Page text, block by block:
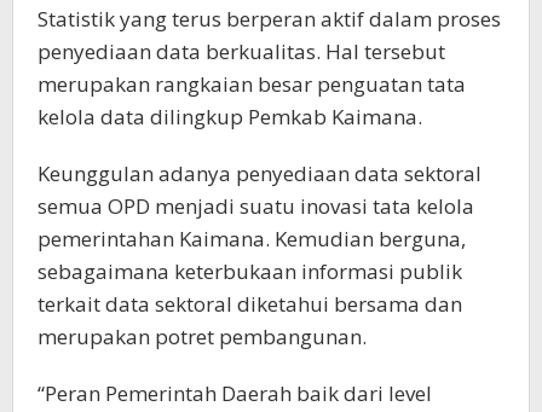
Statistik yang terus berperan aktif dalam proses
penyediaan data berkualitas. Hal tersebut
merupakan rangkaian besar penguatan tata
kelola data dilingkup Pemkab Kaimana.
Keunggulan adanya penyediaan data sektoral
semua OPD menjadi suatu inovasi tata kelola
pemerintahan Kaimana. Kemudian berguna,
sebagaimana keterbukaan informasi publik
terkait data sektoral diketahui bersama dan
merupakan potret pembangunan.
“Peran Pemerintah Daerah baik dari level